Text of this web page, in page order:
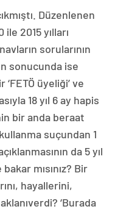
Düzenlenen
2015 yılları
sorularının
sonucunda ise
üyeliği’ ve
18 yıl 6 ay hapis
bir anda beraat
suçundan 1
da 5 yıl
mısınız? Bir
hayallerini,
‘Burada